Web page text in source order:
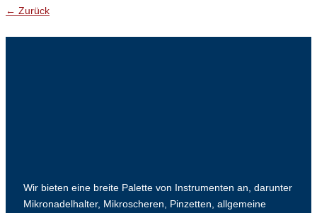
← Zurück
Wir bieten eine breite Palette von Instrumenten an, darunter
Mikronadelhalter, Mikroscheren, Pinzetten, allgemeine